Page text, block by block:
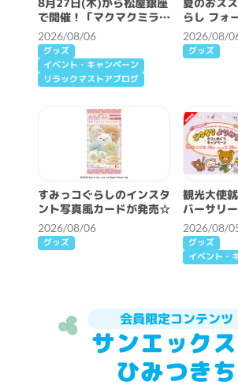
で開催！「マクマクミラク
ルワンダーランド」詳細情
報♪
2026/08/06
グッズ
イベント・キャンペーン
リラックマストアブログ
らし フォ
2026/08/
グッズ
すみっコぐらしのインスタ
ント写真風カードが発売☆
2026/08/06
グッズ
観光大使
バーサリ
ート♪
2026/08/
グッズ
イベント・
会員限定コンテンツ
サンエック
ひみつきち